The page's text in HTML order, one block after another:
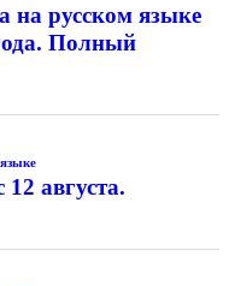
на русском языке
Полный
августа.